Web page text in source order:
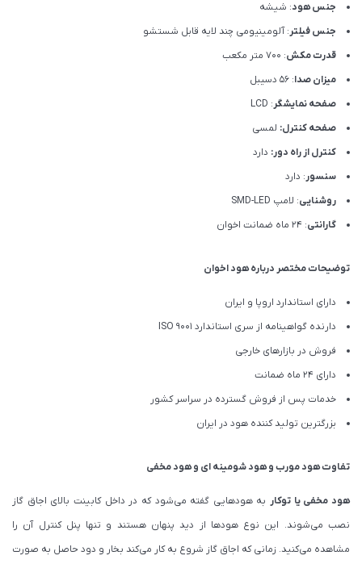
جنس هود: شیشه
جنس فیلتر: آلومینیومی چند لایه قابل شستشو
قدرت مکش: 700 متر مکعب
میزان صدا: 56 دسیبل
صفحه نمایشگر: LCD
صفحه کنترل: لمسی
کنترل از راه دور: دارد
سنسور: دارد
روشنایی: لامپ SMD-LED
گارانتی: 24 ماه ضمانت اخوان
توضیحات مختصر درباره هود اخوان
دارای استاندارد اروپا و ایران
دارنده گواهینامه از سری استاندارد ISO 9001
فروش در بازارهای خارجی
دارای 24 ماه ضمانت
خدمات پس از فروش گسترده در سراسر کشور
بزرگترین تولید کننده هود در ایران
تفاوت هود مورب و هود شومینه ای و هود مخفی
هود مخفی یا توکاربه هودهایی گفته می‌شود که در داخل کابینت بالای اجاق گاز
نصب می‌شوند. این نوع هودها از دید پنهان هستند و تنها پنل کنترل آن را
مشاهده می‌کنید. زمانی که اجاق گاز شروع به کار می‌کند بخار و دود حاصل به صورت